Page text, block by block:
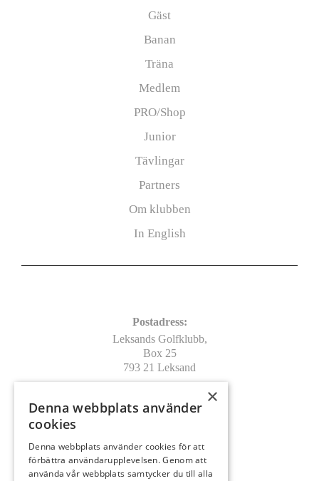
Gäst
Banan
Träna
Medlem
PRO/Shop
Junior
Tävlingar
Partners
Om klubben
In English
Postadress:
Leksands Golfklubb,
Box 25
793 21 Leksand
Leverans/Besöksadress:
Leksands Golfklubb
info@leksandsgk.se
×
Denna webbplats använder
cookies
Denna webbplats använder cookies för att
förbättra användarupplevelsen. Genom att
använda vår webbplats samtycker du till alla